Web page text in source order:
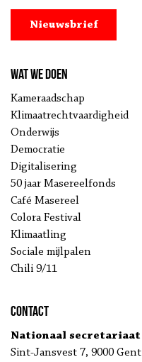
Nieuwsbrief
Wat we doen
Kameraadschap
Klimaatrechtvaardigheid
Onderwijs
Democratie
Digitalisering
50 jaar Masereelfonds
Café Masereel
Colora Festival
Klimaatling
Sociale mijlpalen
Chili 9/11
Contact
Nationaal secretariaat
Sint-Jansvest 7, 9000 Gent